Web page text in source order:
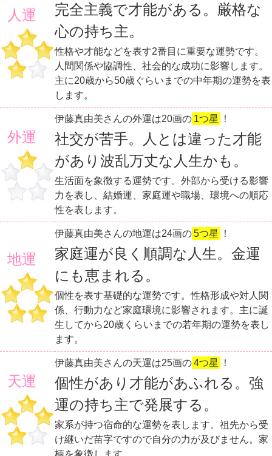
人運
完全主義で才能がある。厳格な
心の持ち主。
性格や才能などを表す2番目に重要な運勢です。
人間関係や協調性、社会的な成功に影響します。
主に20歳から50歳ぐらいまでの中年期の運勢を表
します。
外運
伊藤真由美さんの外運は20画の 1つ星 ！
社交が苦手。人とは違った才能
があり波乱万丈な人生かも。
生活面を象徴する運勢です。外部から受ける影響
力を表し、結婚運、家庭運や職場、環境への順応
性を表します。
地運
伊藤真由美さんの地運は24画の5つ星 ！
家庭運が良く順調な人生。金運
にも恵まれる。
個性を表す基礎的な運勢です。性格形成や対人関
係、行動力など家庭環境に影響されます。主に誕
生してから20歳くらいまでの若年期の運勢を表し
ます。
天運
伊藤真由美さんの天運は25画の4つ星 ！
個性があり才能があふれる。強
運の持ち主で発展する。
家系が持つ宿命的な運勢を表します。祖先から受
け継いだ苗字ですので自分の力が及びません。家
柄を象徴します。